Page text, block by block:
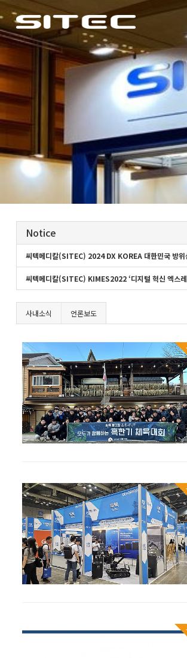
Notice
씨텍메디칼(SITEC) 2024 DX KOREA 대한민국 방위
씨텍메디칼(SITEC) KIMES2022 ‘디지털 혁신 엑스레
사내소식 언론보도